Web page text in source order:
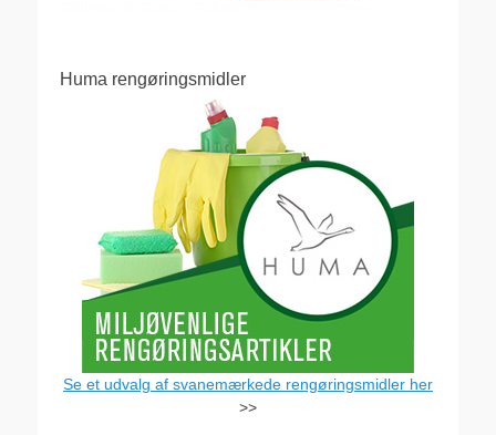
Huma rengøringsmidler
Se et udvalg af svanemærkede rengøringsmidler her
>>